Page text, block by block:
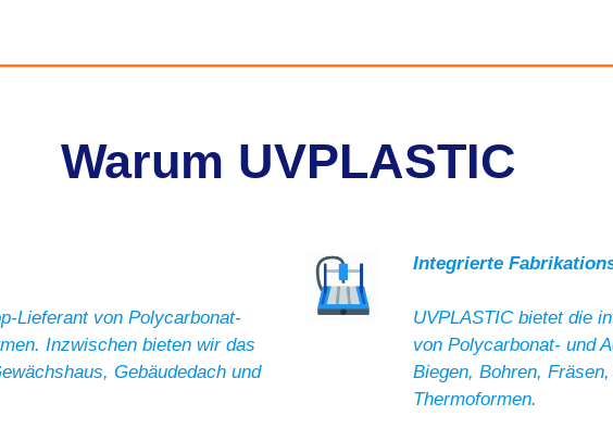
Warum UVPLASTIC
Lieferant von Polycarbonat-
Inzwischen bieten wir das
Gebäudedach und
Integrierte
UVPLASTIC bietet die
von Polycarbonat- und
Biegen, Bohren,
Thermoformen.